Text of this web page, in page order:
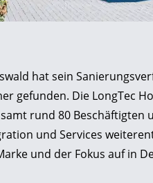
hat sein
gefunden. Die LongTec
rund 80
und Services
und der Fokus auf in